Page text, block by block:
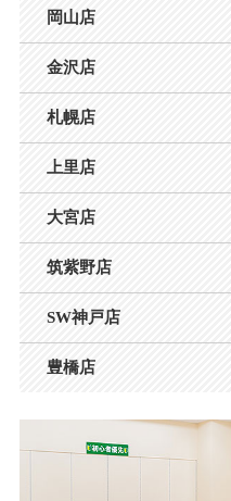
岡山店
金沢店
札幌店
上里店
大宮店
筑紫野店
SW神戸店
豊橋店